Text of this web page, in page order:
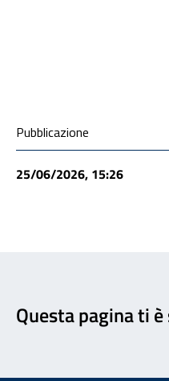
Condivisione social
Pubblicazione
25/06/2026, 15:26
Questa pagina ti